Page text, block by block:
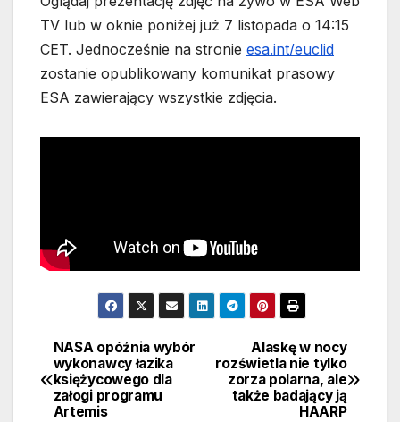
TV lub w oknie poniżej już 7 listopada o 14:15
CET. Jednocześnie na stronie esa.int/euclid
zostanie opublikowany komunikat prasowy
ESA zawierający wszystkie zdjęcia.
Nawigacja
wpisu
Alaskę w nocy
rozświetla nie tylko
zorza polarna, ale
także badający ją
HAARP
NASA opóźnia wybór
wykonawcy łazika
księżycowego dla
załogi programu
Artemis